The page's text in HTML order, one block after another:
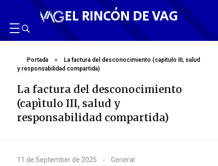
EL RINCÓN DE VAG
Portada »
La factura del desconocimiento (capìtulo III, salud
y responsabilidad compartida)
La factura del desconocimiento
(capìtulo III, salud y
responsabilidad compartida)
L
11 de September de 2025 General